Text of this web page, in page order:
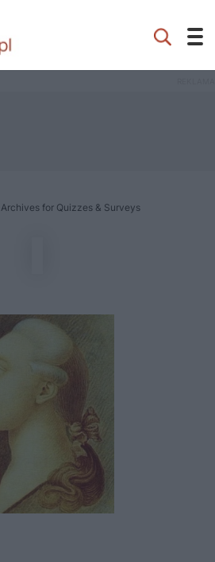
Archives for Quizzes & Surveys